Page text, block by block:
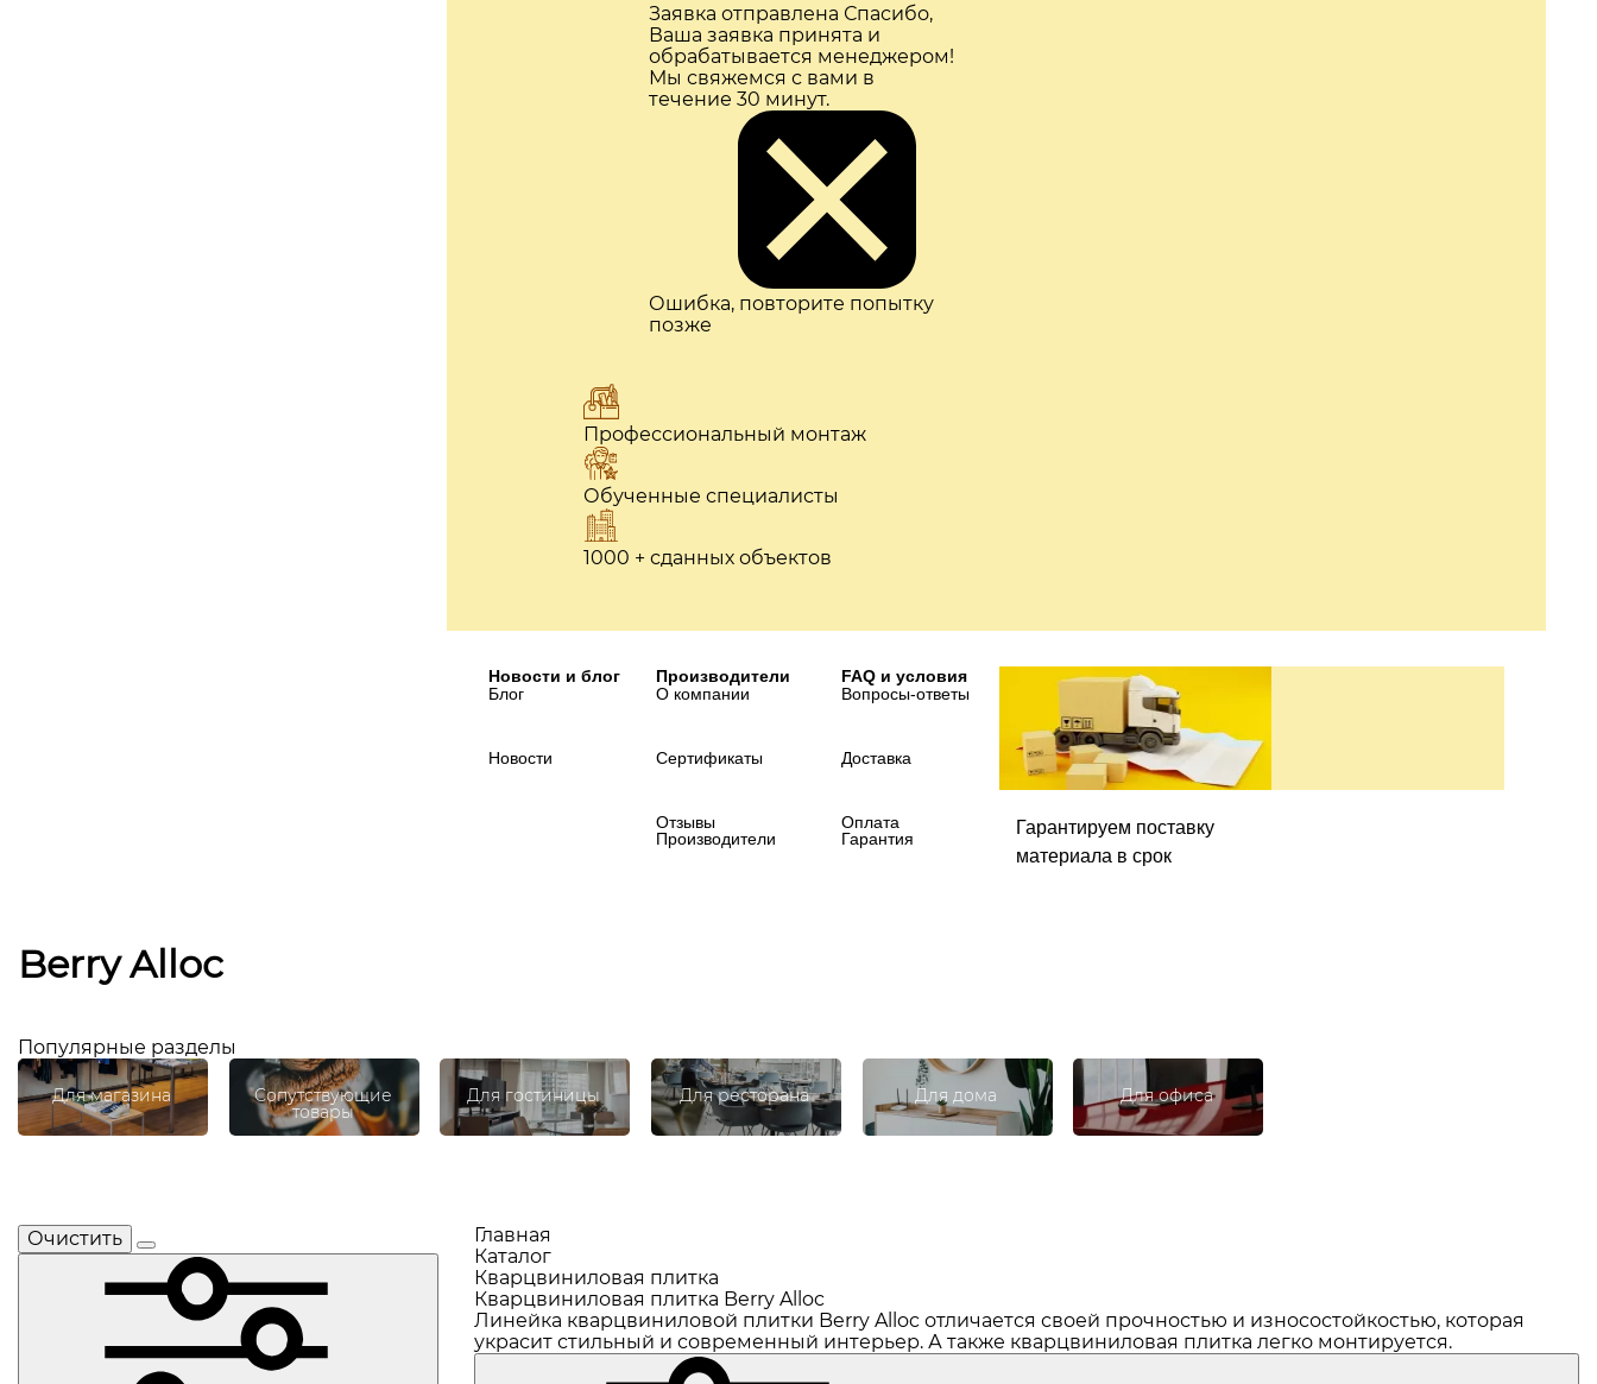
Заявка отправлена Спасибо,
Ваша заявка принята и
обрабатывается менеджером!
Мы свяжемся с вами в
течение 30 минут.
Ошибка, повторите попытку
позже
Профессиональный монтаж
Обученные специалисты
1000 + сданных объектов
Новости и блог
Блог
Новости
Производители
О компании
Сертификаты
Отзывы
Производители
FAQ и условия
Вопросы-ответы
Доставка
Оплата
Гарантия
Гарантируем поставку
материала в срок
Berry Alloc
Популярные разделы
Для магазина Сопутствующие
товары
Для гостиницы Для ресторана Для дома Для офиса
Очистить
Главная
Каталог
Кварцвиниловая плитка
Кварцвиниловая плитка Berry Alloc
Линейка кварцвиниловой плитки Berry Alloc отличается своей прочностью и износостойкостью, которая
украсит стильный и современный интерьер. А также кварцвиниловая плитка легко монтируется.